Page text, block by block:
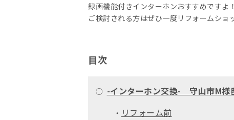
録画機能付きインターホンおすすめですよ！
ご検討される方はぜひ一度リフォームショ
目次
○ -インターホン交換- 守山市M様
・ リフォーム前